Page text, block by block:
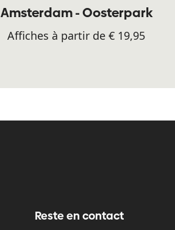
Amsterdam - Oosterpark
Affiches à partir de € 19,95
Reste en contact